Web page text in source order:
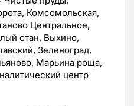
Комсомольская,
Центральное,
стан, Выхино,
Зеленоград,
Марьина роща,
центр